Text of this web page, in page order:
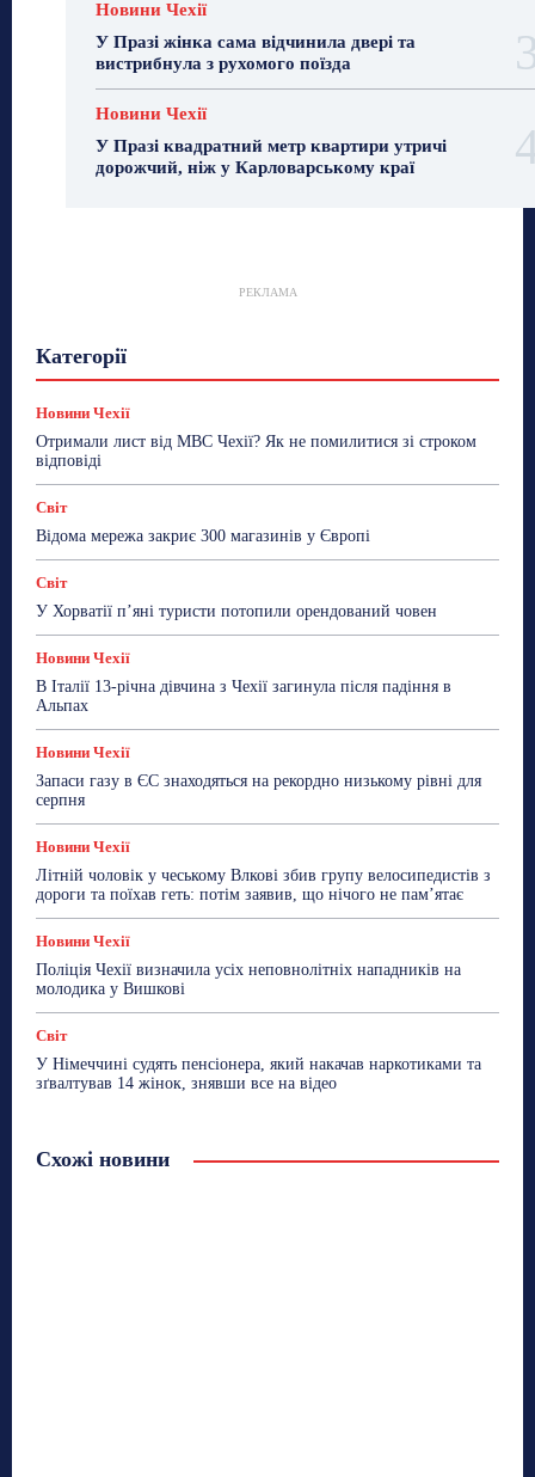
Новини Чехії
У Празі жінка сама відчинила двері та
вистрибнула з рухомого поїзда
Новини Чехії
У Празі квадратний метр квартири утричі
дорожчий, ніж у Карловарському краї
РЕКЛАМА
Категорії
Новини Чехії
Робота
Сад та город Світ
ТехноМанія
Топ-новини Фоторепортаж
Новини Чехії
Отримали лист від МВС Чехії? Як не помилитися зі строком
відповіді
Світ
Відома мережа закриє 300 магазинів у Європі
Світ
У Хорватії пʼяні туристи потопили орендований човен
Новини Чехії
В Італії 13-річна дівчина з Чехії загинула після падіння в
Альпах
Новини Чехії
Запаси газу в ЄС знаходяться на рекордно низькому рівні для
серпня
Новини Чехії
Літній чоловік у чеському Влкові збив групу велосипедистів з
дороги та поїхав геть: потім заявив, що нічого не пам’ятає
Новини Чехії
Поліція Чехії визначила усіх неповнолітніх нападників на
молодика у Вишкові
Світ
У Німеччині судять пенсіонера, який накачав наркотиками та
зґвалтував 14 жінок, знявши все на відео
Схожі новини